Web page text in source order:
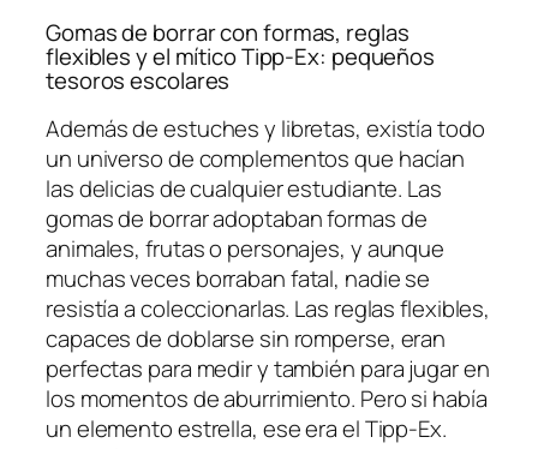
Gomas de borrar con formas, reglas
flexibles y el mítico Tipp-Ex: pequeños
tesoros escolares
Además de estuches y libretas, existía todo
un universo de complementos que hacían
las delicias de cualquier estudiante. Las
gomas de borrar adoptaban formas de
animales, frutas o personajes, y aunque
muchas veces borraban fatal, nadie se
resistía a coleccionarlas. Las reglas flexibles,
capaces de doblarse sin romperse, eran
perfectas para medir y también para jugar en
los momentos de aburrimiento. Pero si había
un elemento estrella, ese era el Tipp-Ex.